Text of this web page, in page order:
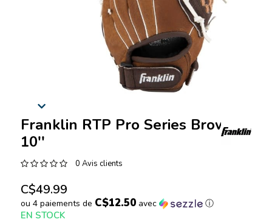
Franklin RTP Pro Series Brown
10''
0 Avis clients
C$49.99
ou 4 paiements de C$12.50avec ⓘ
EN STOCK